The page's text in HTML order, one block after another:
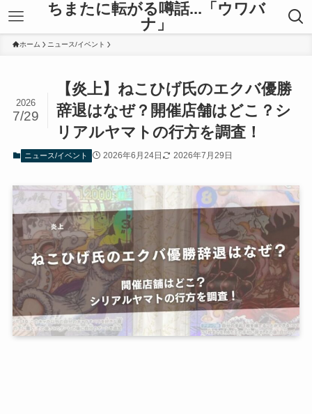
ちまたに転がる噂話...「ウワバ
ナ」
ホーム ニュース/イベント
【炎上】ねこひげ氏のエクバ優勝
辞退はなぜ？開催店舗はどこ？シ
リアルヤマトの行方を調査！
2026
7/29
ニュース/イベント 2026年6月24日 2026年7月29日